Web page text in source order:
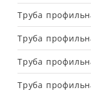
Труба
Труба
Труба
Труба